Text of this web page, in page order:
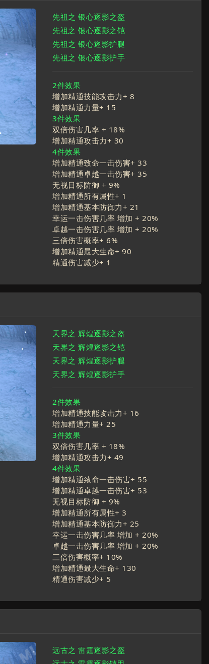
先祖之 银心逐影之盔
先祖之 银心逐影之铠
先祖之 银心逐影护腿
先祖之 银心逐影护手
2件效果
增加精通技能攻击力+ 8
增加精通力量+ 15
3件效果
双倍伤害几率 + 18%
增加精通攻击力+ 30
4件效果
增加精通致命一击伤害+ 33
增加精通卓越一击伤害+ 35
无视目标防御 + 9%
增加精通所有属性+ 1
增加精通基本防御力+ 21
幸运一击伤害几率 增加 + 20%
卓越一击伤害几率 增加 + 20%
三倍伤害概率+ 6%
增加精通最大生命+ 90
精通伤害减少+ 1
天界之 辉煌逐影之盔
天界之 辉煌逐影之铠
天界之 辉煌逐影护腿
天界之 辉煌逐影护手
2件效果
增加精通技能攻击力+ 16
增加精通力量+ 25
3件效果
双倍伤害几率 + 18%
增加精通攻击力+ 49
4件效果
增加精通致命一击伤害+ 55
增加精通卓越一击伤害+ 53
无视目标防御 + 9%
增加精通所有属性+ 3
增加精通基本防御力+ 25
幸运一击伤害几率 增加 + 20%
卓越一击伤害几率 增加 + 20%
三倍伤害概率+ 10%
增加精通最大生命+ 130
精通伤害减少+ 5
远古之 雷霆逐影之盔